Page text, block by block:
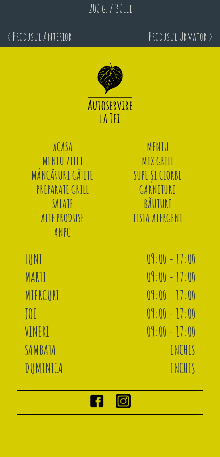
200 g. / 30lei
< Produsul Anterior Produsul Urmator >
ACASA
MENIU
MENIU ZILEI
MIX GRILL
MÂNCĂRURI GĂTITE
SUPE ȘI CIORBE
PREPARATE GRILL
GARNITURI
SALATE
BĂUTURI
ALTE PRODUSE
LISTA ALERGENI
ANPC
LUNI
09:00 - 17:00
MARTI
09:00 - 17:00
MIERCURI
09:00 - 17:00
JOI
09:00 - 17:00
VINERI
09:00 - 17:00
SAMBATA
INCHIS
DUMINICA
INCHIS